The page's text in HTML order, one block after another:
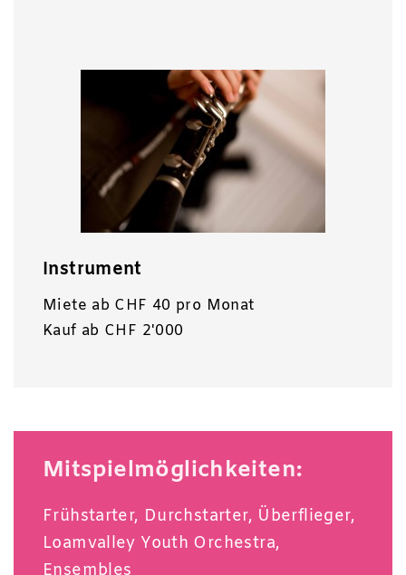
Instrument
Miete ab CHF 40 pro Monat
Kauf ab CHF 2'000
Mitspielmöglichkeiten:
Frühstarter, Durchstarter, Überflieger,
Loamvalley Youth Orchestra,
Ensembles